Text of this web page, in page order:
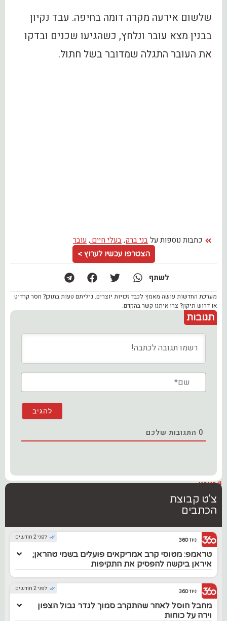
שלשום אירעה מקרה דומה בחיפה. עבד נקיון
בבנין מצא עובר ונלחץ, כשהגיעו שכנים ובדקו
את העובר התגלה שמדובר בשל חתול.
כתבות נוספות עלבני ברק,בעלי חיים., עובר
הצטרפו עכשיו לערוץ >
לשתף
מערכת החדשות עושה מאמץ לכבד זכויות יוצרים. גיליתם טעות בתוכן? חסר קרדיט
או דרוש תיקון? צרו איתנו קשר בהקדם.
תגובות
0 התגובות שלכם
#בארץ
צ'ט קבוצת
הכתבים
לפני 2 חודשים ניוז 360
טראמפ: מטוסי קרב אמריקאים פועלים בשמי טהראן;
איראן ביקשה להפסיק את התקיפות
לפני 2 חודשים ניוז 360
מחבל חוסל לאחר שהתקרב סמוך לגדר גבול הצפון
וירה על כוחות